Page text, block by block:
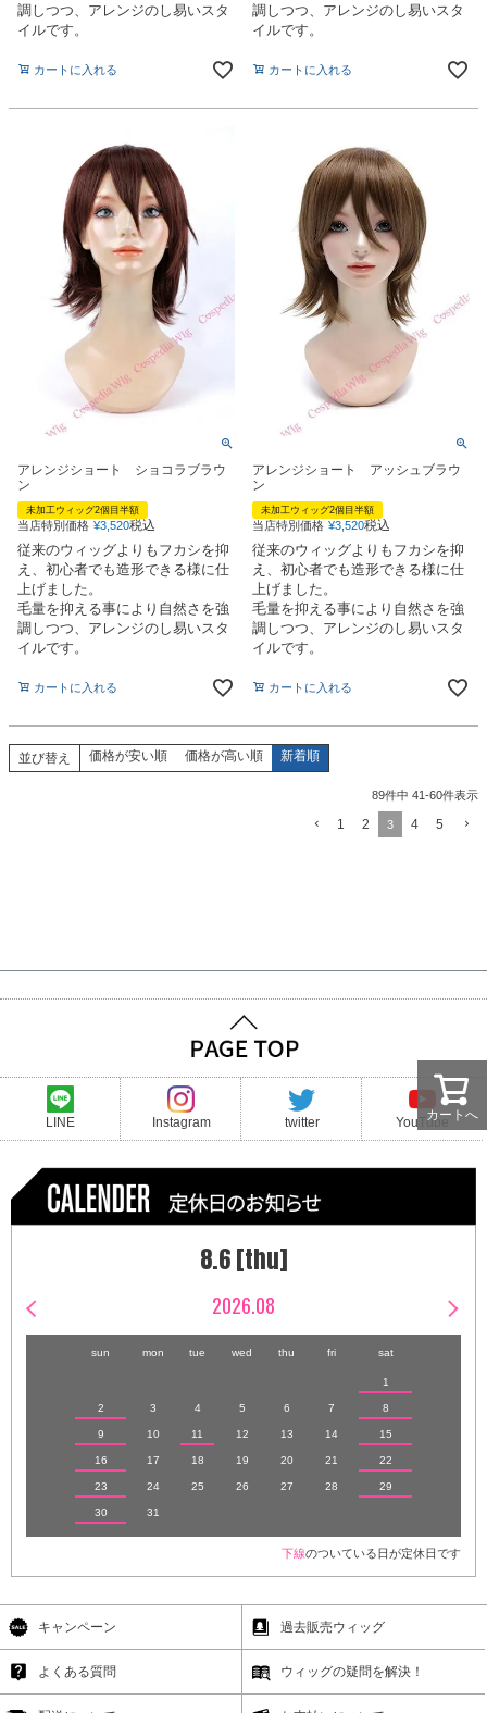
調しつつ、アレンジのし易いスタ
イルです。
カートに入れる
調しつつ、アレンジのし易いスタ
イルです。
カートに入れる
アレンジショート ショコラブラウ
ン
未加工ウィッグ2個目半額
当店特別価格 ¥3,520税込
従来のウィッグよりもフカシを抑
え、初心者でも造形できる様に仕
上げました。
毛量を抑える事により自然さを強
調しつつ、アレンジのし易いスタ
イルです。
カートに入れる
アレンジショート アッシュブラウ
ン
未加工ウィッグ2個目半額
当店特別価格 ¥3,520税込
従来のウィッグよりもフカシを抑
え、初心者でも造形できる様に仕
上げました。
毛量を抑える事により自然さを強
調しつつ、アレンジのし易いスタ
イルです。
カートに入れる
並び替え 価格が安い順 価格が高い順 新着順
89件中 41 -60件表示
1 2 3 4 5
カートへ
LINE Instagram twitter YouTube
8.6 [thu]
2026.08
sun mon tue wed thu fri sat
1
2 3 4 5 6 7 8
9 10 11 12 13 14 15
16 17 18 19 20 21 22
23 24 25 26 27 28 29
30 31
下線のついている日が定休日です
キャンペーン 過去販売ウィッグ
よくある質問 ウィッグの疑問を解決！